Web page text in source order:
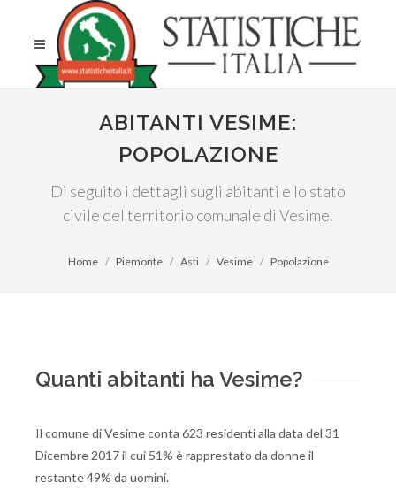
ABITANTI VESIME:
POPOLAZIONE
Di seguito i dettagli sugli abitanti e lo stato
civile del territorio comunale di Vesime.
Home Piemonte Asti Vesime Popolazione
Quanti abitanti ha Vesime?
Il comune di Vesime conta 623 residenti alla data del 31
Dicembre 2017 il cui 51% è rapprestato da donne il
restante 49% da uomini.